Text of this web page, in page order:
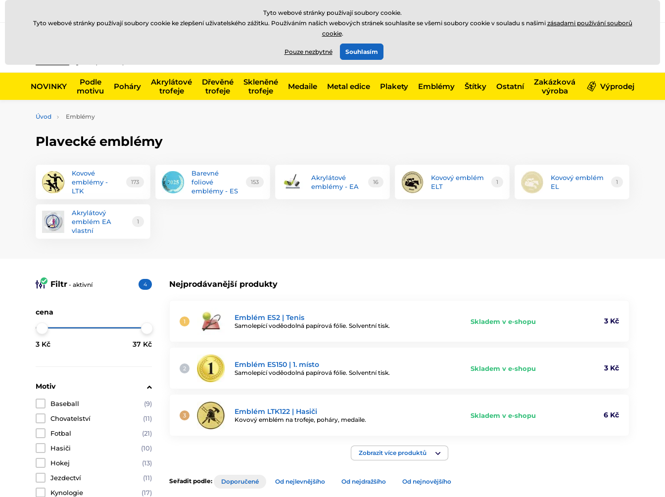
775 400 255
Zavolejte nám
NOVINKY
Podle
motivu
Poháry
Akrylátové
trofeje
Dřevěné
trofeje
Skleněné
trofeje
Medaile Metal edice Plakety Emblémy Štítky Ostatní
Zakázková
výroba
Výprodej
Úvod Emblémy
Plavecké emblémy
Kovové
emblémy -
LTK
173
Barevné
foliové
emblémy - ES
153
Akrylátové
emblémy - EA
16
Kovový emblém
ELT
1
Kovový emblém
EL
1
Akrylátový
emblém EA
vlastní
1
Nejprodávanější produkty
Emblém ES2 | Tenis
Samolepící voděodolná papírová fólie. Solventní tisk.
Skladem v e-shopu 3 Kč
Emblém ES150 | 1. místo
Samolepící voděodolná papírová fólie. Solventní tisk.
Skladem v e-shopu 3 Kč
Emblém LTK122 | Hasiči
Kovový emblém na trofeje, poháry, medaile.
Skladem v e-shopu 6 Kč
Zobrazit více produktů
Filtr - aktivní 4
cena
3 Kč 37 Kč
Motiv
Baseball
(9)
Chovatelství
(11)
Fotbal
(21)
Hasiči
(10)
Hokej
(13)
Jezdectví
(11)
Kynologie
(17)
Seřadit podle: Doporučené Od nejlevnějšího Od nejdražšího Od nejnovějšího
Tyto webové stránky používají soubory cookie.
Tyto webové stránky používají soubory cookie ke zlepšení uživatelského zážitku. Používáním našich webových stránek souhlasíte se všemi soubory cookie v souladu s našimi zásadami používání souborů
cookie.
Pouze nezbytné Souhlasím